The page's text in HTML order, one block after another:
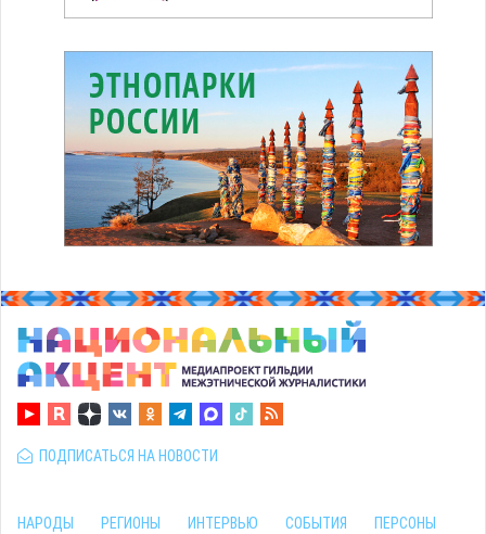
ПОДПИСАТЬСЯ НА НОВОСТИ
НАРОДЫ РЕГИОНЫ ИНТЕРВЬЮ СОБЫТИЯ
ПЕРСОНЫ